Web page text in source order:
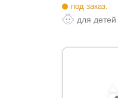
под заказ.
для детей